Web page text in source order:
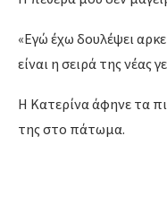
«Εγώ έχω δουλέψει
είναι η σειρά της νέας
Η Κατερίνα άφηνε τα
της στο πάτωμα.